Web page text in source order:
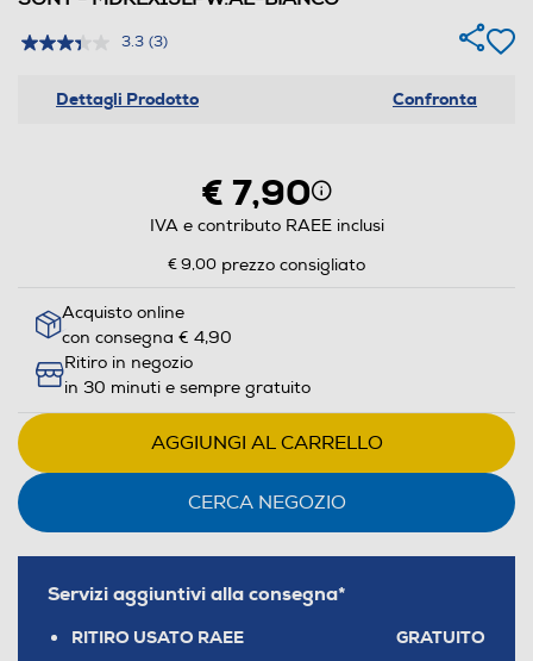
3.3 (3)
Dettagli Prodotto Confronta
€ 7,90
IVA e contributo RAEE inclusi
€ 9,00 prezzo consigliato
Acquisto online
con consegna € 4,90
Ritiro in negozio
in 30 minuti e sempre gratuito
AGGIUNGI AL CARRELLO
CERCA NEGOZIO
Servizi aggiuntivi alla consegna*
RITIRO USATO RAEE GRATUITO